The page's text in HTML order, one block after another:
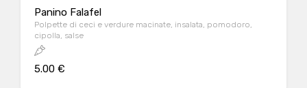
Panino Falafel
Polpette di ceci e verdure macinate, insalata, pomodoro,
cipolla, salse
5.00 €